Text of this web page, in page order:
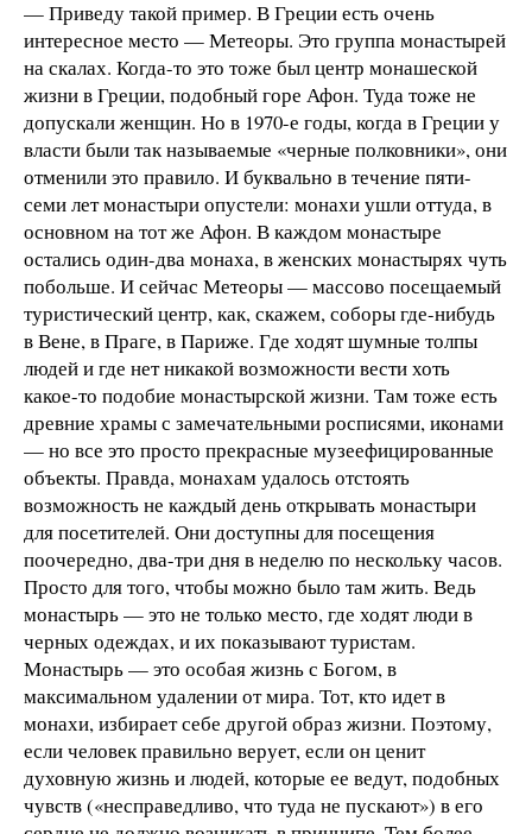
— Приведу такой пример. В Греции есть очень
интересное место — Метеоры. Это группа монастырей
на скалах. Когда-то это тоже был центр монашеской
жизни в Греции, подобный горе Афон. Туда тоже не
допускали женщин. Но в 1970-е годы, когда в Греции у
власти были так называемые «черные полковники», они
отменили это правило. И буквально в течение пяти-
семи лет монастыри опустели: монахи ушли оттуда, в
основном на тот же Афон. В каждом монастыре
остались один-два монаха, в женских монастырях чуть
побольше. И сейчас Метеоры — массово посещаемый
туристический центр, как, скажем, соборы где-нибудь
в Вене, в Праге, в Париже. Где ходят шумные толпы
людей и где нет никакой возможности вести хоть
какое-то подобие монастырской жизни. Там тоже есть
древние храмы с замечательными росписями, иконами
— но все это просто прекрасные музеефицированные
объекты. Правда, монахам удалось отстоять
возможность не каждый день открывать монастыри
для посетителей. Они доступны для посещения
поочередно, два-три дня в неделю по нескольку часов.
Просто для того, чтобы можно было там жить. Ведь
монастырь — это не только место, где ходят люди в
черных одеждах, и их показывают туристам.
Монастырь — это особая жизнь с Богом, в
максимальном удалении от мира. Тот, кто идет в
монахи, избирает себе другой образ жизни. Поэтому,
если человек правильно верует, если он ценит
духовную жизнь и людей, которые ее ведут, подобных
чувств («несправедливо, что туда не пускают») в его